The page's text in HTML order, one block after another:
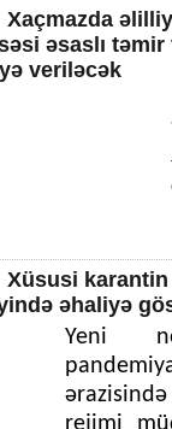
Xaçmazda
əsaslı
veriləcək
Xüsusi
əhaliyə
Yeni
rejimi